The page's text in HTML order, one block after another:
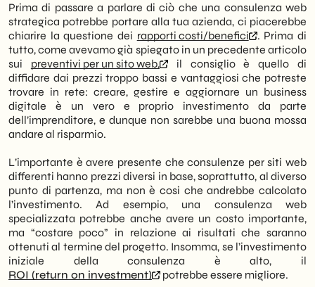
Prima di passare a parlare di ciò che una consulenza web
strategica potrebbe portare alla tua azienda, ci piacerebbe
chiarire la questione dei rapporti costi/benefici
. Prima di
tutto, come avevamo già spiegato in un precedente articolo
sui preventivi per un sito web,
il consiglio è quello di
diffidare dai prezzi troppo bassi e vantaggiosi che potreste
trovare in rete: creare, gestire e aggiornare un business
digitale è un vero e proprio investimento da parte
dell’imprenditore, e dunque non sarebbe una buona mossa
andare al risparmio.
L’importante è avere presente che consulenze per siti web
differenti hanno prezzi diversi in base, soprattutto, al diverso
punto di partenza, ma non è cosi che andrebbe calcolato
l’investimento. Ad esempio, una consulenza web
specializzata potrebbe anche avere un costo importante,
ma “costare poco” in relazione ai risultati che saranno
ottenuti al termine del progetto. Insomma, se l’investimento
iniziale della consulenza è alto, il
ROI (return on investment)
potrebbe essere migliore.